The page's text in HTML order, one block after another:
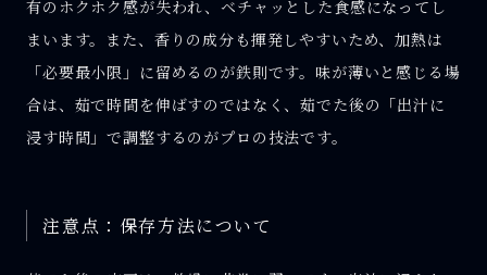
有のホクホク感が失われ、ベチャッとした食感になってし
まいます。また、香りの成分も揮発しやすいため、加熱は
「必要最小限」に留めるのが鉄則です。味が薄いと感じる場
合は、茹で時間を伸ばすのではなく、茹でた後の「出汁に
浸す時間」で調整するのがプロの技法です。
注意点：保存方法について